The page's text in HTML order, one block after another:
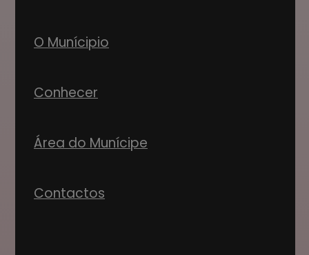
O Munícipio
Conhecer
Área do Munícipe
Contactos